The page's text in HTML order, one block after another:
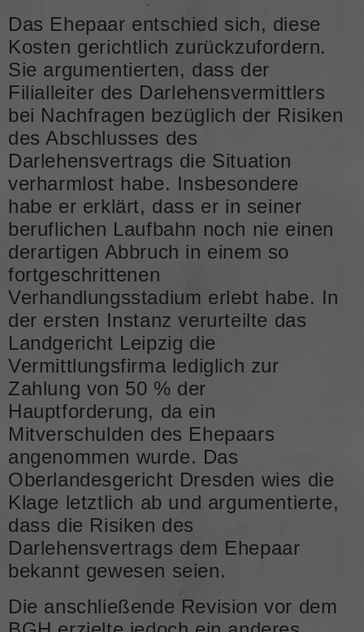
Das Ehepaar entschied sich, diese
Kosten gerichtlich zurückzufordern.
Sie argumentierten, dass der
Filialleiter des Darlehensvermittlers
bei Nachfragen bezüglich der Risiken
des Abschlusses des
Darlehensvertrags die Situation
verharmlost habe. Insbesondere
habe er erklärt, dass er in seiner
beruflichen Laufbahn noch nie einen
derartigen Abbruch in einem so
fortgeschrittenen
Verhandlungsstadium erlebt habe. In
der ersten Instanz verurteilte das
Landgericht Leipzig die
Vermittlungsfirma lediglich zur
Zahlung von 50 % der
Hauptforderung, da ein
Mitverschulden des Ehepaars
angenommen wurde. Das
Oberlandesgericht Dresden wies die
Klage letztlich ab und argumentierte,
dass die Risiken des
Darlehensvertrags dem Ehepaar
bekannt gewesen seien.
Die anschließende Revision vor dem